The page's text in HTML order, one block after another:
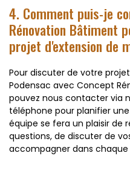
4. Comment puis-je
Rénovation Bâtiment
projet d'extension de
Pour discuter de votre
Podensac avec Concept
pouvez nous contacter via
téléphone pour planifier
équipe se fera un plaisir de
questions, de discuter de
accompagner dans